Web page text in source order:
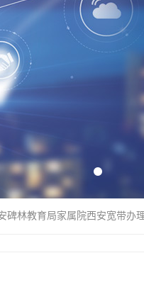
碑林教育局家属院西安宽带办